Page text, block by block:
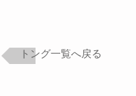
トング一覧へ戻る